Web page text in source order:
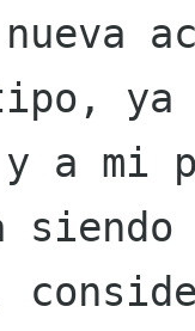
ya
a mi
siendo